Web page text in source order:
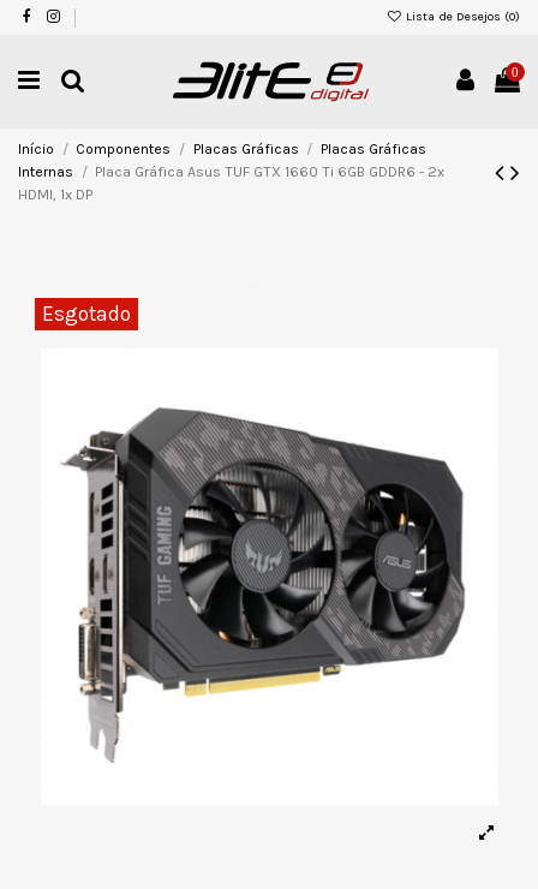
Lista de Desejos (0)
0
Início Componentes Placas Gráficas
Placas Gráficas
Internas
Placa Gráfica Asus TUF GTX 1660 Ti 6GB GDDR6 - 2x
HDMI, 1x DP
Esgotado